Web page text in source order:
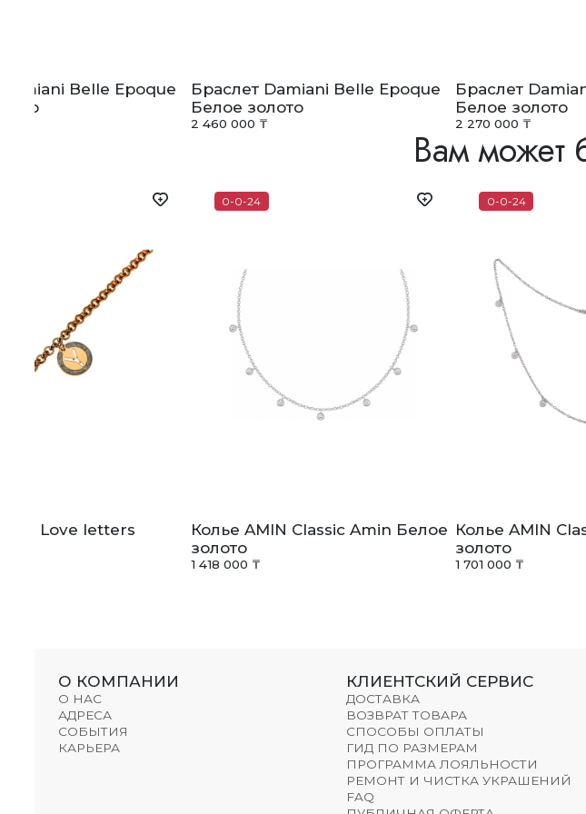
Belle Epoque
Браслет Damiani Belle Epoque
Белое золото
2 460 000 ₸
Браслет
Белое золото
2 270 000 ₸
Вам может
Love letters
0-0-24
Колье AMIN Classic Amin Белое
золото
1 418 000 ₸
0-0-24
Колье AMIN
золото
1 701 000 ₸
О КОМПАНИИ
О НАС
АДРЕСА
СОБЫТИЯ
КАРЬЕРА
КЛИЕНТСКИЙ СЕРВИС
ДОСТАВКА
ВОЗВРАТ ТОВАРА
СПОСОБЫ ОПЛАТЫ
ГИД ПО РАЗМЕРАМ
ПРОГРАММА ЛОЯЛЬНОСТИ
РЕМОНТ И ЧИСТКА УКРАШЕНИЙ
FAQ